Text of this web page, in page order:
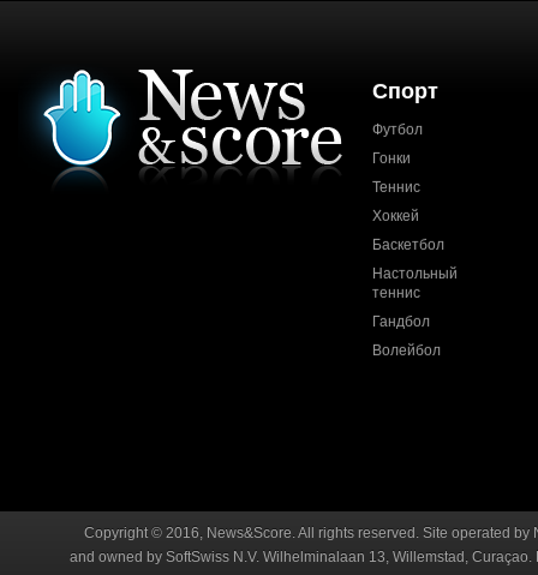
Спорт
Футбол
Гонки
Теннис
Хоккей
Баскетбол
Настольный
теннис
Гандбол
Волейбол
Copyright © 2016, News&Score. All rights reserved. Site operated
and owned by SoftSwiss N.V. Wilhelminalaan 13, Willemstad,